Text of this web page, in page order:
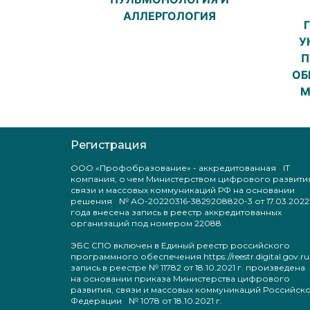
АЛЛЕРГОЛОГИЯ
Регистрация
ООО «Профобразование» - аккредитованная IT
компания, о чем Министерством цифрового
связи и массовых коммуникаций РФ на основании
решения № АО-20220316-3829208820-3 от 17.03.2022
года внесена запись в реестр аккредитованных
организаций под номером 22088
ЭБС СПО включен в Единый реестр российского
программного обеспечения https://reestr.digital.gov.ru,
запись в реестре № 11782 от 18.10.2021 г. произведена
на основании приказа Министерства цифрового
развития, связи и массовых коммуникаций
Федерации № 1078 от 18.10.2021 г.